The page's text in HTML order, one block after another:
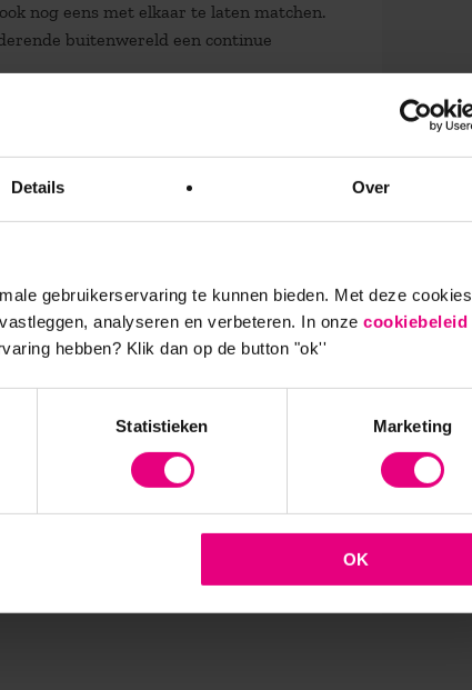
Details Over
gebruikerservaring te kunnen bieden. Met deze cookies
analyseren en verbeteren. In onze cookiebeleid
hebben? Klik dan op de button "ok''
Statistieken Marketing
OK
nog eens met elkaar te laten matchen.
buitenwereld een continue
die hem de symptomen van
een concrete aanpak om tot integrale
zien hoe deze Strategy Deployment-
met het grote verbeterpotentieel dat
Het is een boek over veranderen
integratie van lijnmanagement en
toont het de vele valkuilen van het
voor iedereen die een rol vervult
immers door samenspel. Een aanrader
genetica aan de universiteit van
project- en
bij DSM. Sinds 2003 is Bonekamp
is als docent verbonden aan AOG School of